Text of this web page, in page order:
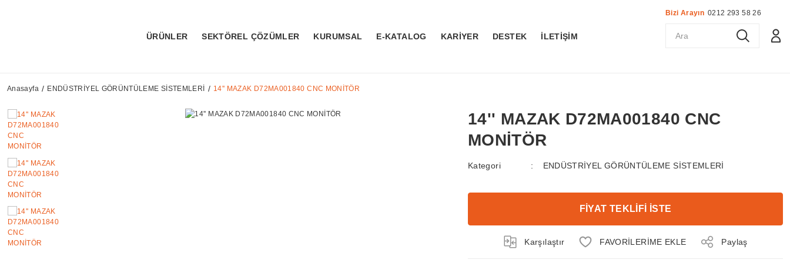
ÜRÜNLER SEKTÖREL ÇÖZÜMLER KURUMSAL E-KATALOG KARİYER DESTEK İLETİŞİM
Bizi Arayın 0212 293 58 26
Anasayfa ENDÜSTRİYEL GÖRÜNTÜLEME SİSTEMLERİ 14'' MAZAK D72MA001840 CNC MONİTÖR
14'' MAZAK D72MA001840 CNC
MONİTÖR
Kategori ENDÜSTRİYEL GÖRÜNTÜLEME SİSTEMLERİ
FİYAT TEKLİFİ İSTE
Karşılaştır Paylaş